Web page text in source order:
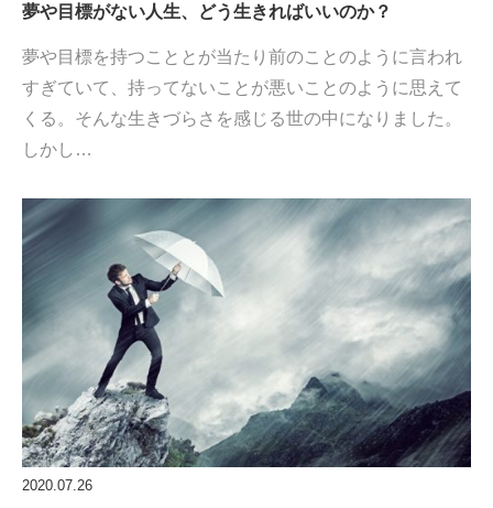
夢や目標がない人生、どう生きればいいのか？
夢や目標を持つこととが当たり前のことのように言われ
すぎていて、持ってないことが悪いことのように思えて
くる。そんな生きづらさを感じる世の中になりました。
しかし…
2020.07.26